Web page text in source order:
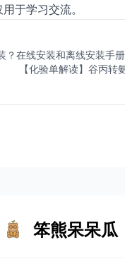
于学习交流。
？在线安装和离线安装手册
【化验单解读】谷丙转
笨熊呆呆瓜